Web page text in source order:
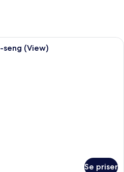
Et hotelværelse med en stor seng,
seng (View)
Se priser